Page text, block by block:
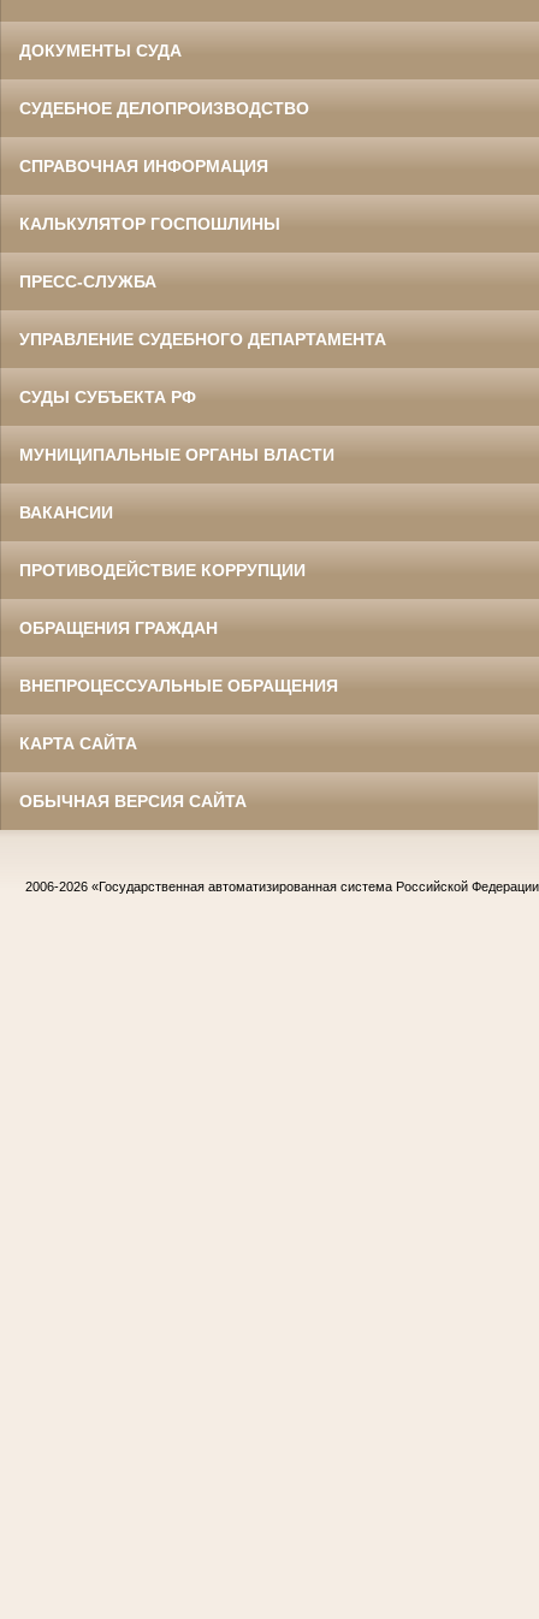
ДОКУМЕНТЫ СУДА
СУДЕБНОЕ ДЕЛОПРОИЗВОДСТВО
СПРАВОЧНАЯ ИНФОРМАЦИЯ
КАЛЬКУЛЯТОР ГОСПОШЛИНЫ
ПРЕСС-СЛУЖБА
УПРАВЛЕНИЕ СУДЕБНОГО ДЕПАРТАМЕНТА
СУДЫ СУБЪЕКТА РФ
МУНИЦИПАЛЬНЫЕ ОРГАНЫ ВЛАСТИ
ВАКАНСИИ
ПРОТИВОДЕЙСТВИЕ КОРРУПЦИИ
ОБРАЩЕНИЯ ГРАЖДАН
ВНЕПРОЦЕССУАЛЬНЫЕ ОБРАЩЕНИЯ
КАРТА САЙТА
ОБЫЧНАЯ ВЕРСИЯ САЙТА
2006-2026 «Государственная автоматизированная система Российской